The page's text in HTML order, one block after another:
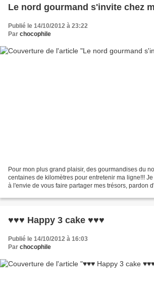
Le nord gourmand s'invite chez
Publié le 14/10/2012 à 23:22
Par chocophile
Pour mon plus grand plaisir, des gourmandises du
centaines de kilomètres pour entretenir ma ligne!!!
à l'envie de vous faire partager mes trésors, pardon
♥♥♥ Happy 3 cake ♥♥♥
Publié le 14/10/2012 à 16:03
Par chocophile